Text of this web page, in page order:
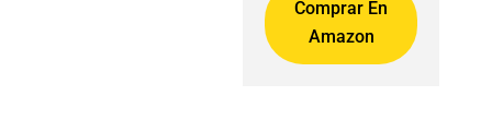
Comprar En
Amazon